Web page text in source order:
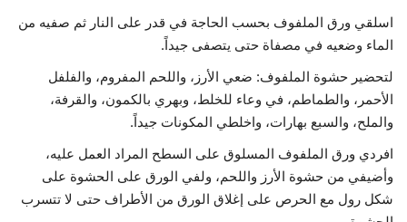
اسلقي ورق الملفوف بحسب الحاجة في قدر على النار ثم صفيه من
الماء وضعيه في مصفاة حتى يتصفى جيداً.
لتحضير حشوة الملفوف: ضعي الأرز، واللحم المفروم، والفلفل
الأحمر، والطماطم، في وعاء للخلط، وبهري بالكمون، والقرفة،
والملح، والسبع بهارات، واخلطي المكونات جيداً.
افردي ورق الملفوف المسلوق على السطح المراد العمل عليه،
وأضيفي من حشوة الأرز واللحم، ولفي الورق على الحشوة على
شكل رول مع الحرص على إغلاق الورق من الأطراف حتى لا تتسرب